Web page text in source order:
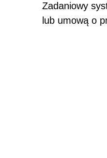
Zadaniowy
lub umową o